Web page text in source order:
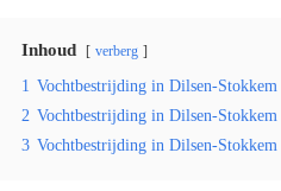
Inhoud verberg
1 Vochtbestrijding in Dilsen-
2 Vochtbestrijding in Dilsen-
3 Vochtbestrijding in Dilsen-